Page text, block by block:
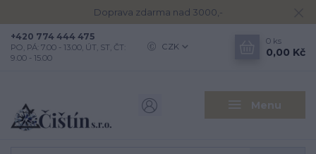
Doprava zdarma nad 3000,-
Menu
CZK
+420 774 444 475
PO, PÁ: 7.00 - 13.00, ÚT, ST, ČT:
9.00 - 15.00
0 ks
0,00 Kč